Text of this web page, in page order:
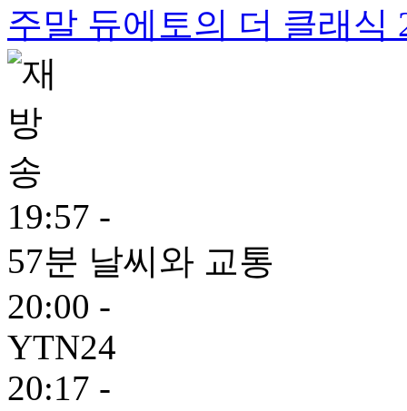
주말 듀에토의 더 클래식
19:57 -
57분 날씨와 교통
20:00 -
YTN24
20:17 -